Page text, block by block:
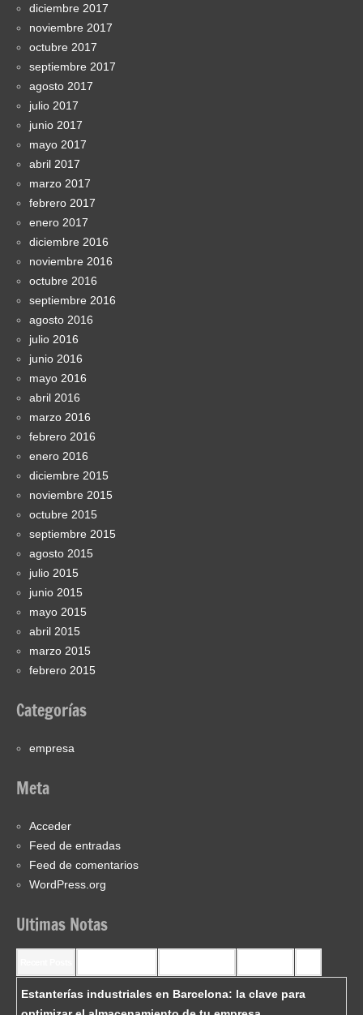
diciembre 2017
noviembre 2017
octubre 2017
septiembre 2017
agosto 2017
julio 2017
junio 2017
mayo 2017
abril 2017
marzo 2017
febrero 2017
enero 2017
diciembre 2016
noviembre 2016
octubre 2016
septiembre 2016
agosto 2016
julio 2016
junio 2016
mayo 2016
abril 2016
marzo 2016
febrero 2016
enero 2016
diciembre 2015
noviembre 2015
octubre 2015
septiembre 2015
agosto 2015
julio 2015
junio 2015
mayo 2015
abril 2015
marzo 2015
febrero 2015
Categorías
empresa
Meta
Acceder
Feed de entradas
Feed de comentarios
WordPress.org
Ultimas Notas
Estanterías industriales en Barcelona: la clave para